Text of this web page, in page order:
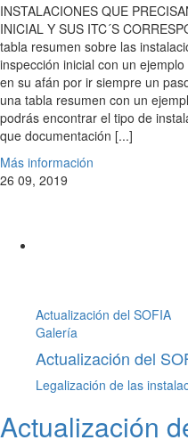
INSTALACIONES QUE
INICIAL Y SUS ITC´S
tabla resumen sobre las
inspección inicial con un
en su afán por ir siempre un
una tabla resumen con un
podrás encontrar el tipo de
que documentación [...]
Más información
26 09, 2019
Actualización del SOFIA
Galería
Actualización del
Legalización de las
Actualización